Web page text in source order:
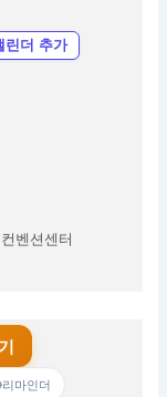
린더 추가
벤션센터
리마인더